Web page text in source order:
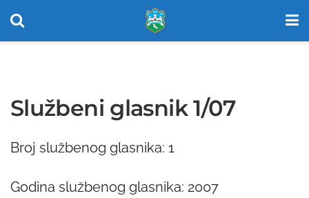
Službeni glasnik 1/07
Broj službenog glasnika: 1
Godina službenog glasnika: 2007